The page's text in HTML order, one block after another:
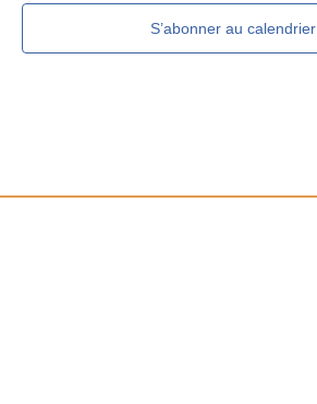
S’abonner au calendrier